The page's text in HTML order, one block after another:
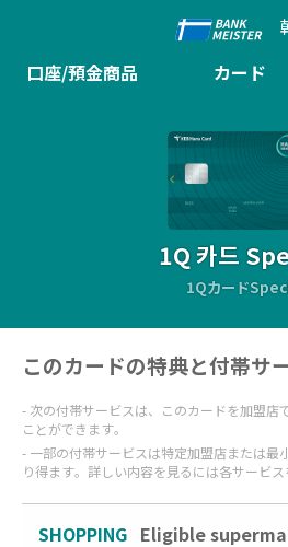
口座/預金商品
カード
1Q 카드
1Qカード
このカードの特典と付帯サ
次の付帯サービスは、このカードを加盟店
ことができます。
一部の付帯サービスは特定加盟店または最
り得ます。詳しい内容を見るには各サービス
SHOPPING Eligible